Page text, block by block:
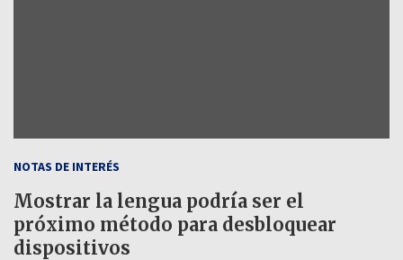
NOTAS DE INTERÉS
Mostrar la lengua podría ser el
próximo método para desbloquear
dispositivos